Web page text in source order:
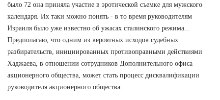
было 72 она приняла участие в эротической съемке для мужского
календаря. Их таки можно понять - в то время руководителям
Израиля было уже известно об ужасах сталинского режима...
Предполагаю, что одним из вероятных исходов судебных
разбирательств, инициированных противоправными действиями
Хаджаева, в отношении сотрудников Дополнительного офиса
акционерного общества, может стать процесс дисквалификации
руководителя акционерного общества.